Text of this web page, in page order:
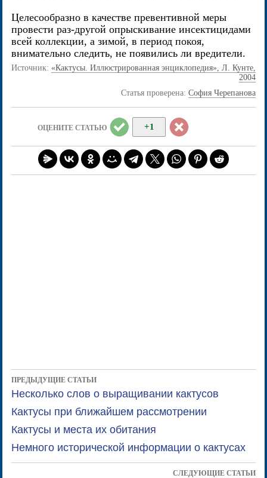
Целесообразно в качестве превентивной меры
провести раз-другой опрыскивание инсектицидами
всей коллекции, а зимой, в период покоя,
внимательно следить, не появились ли вредители.
Источник: «Кактусы. Иллюстрированная энциклопедия», Л. Кунте,
2004
Статья проверена: София Черепанова
ОЦЕНИТЕ СТАТЬЮ +1
ПРЕДЫДУЩИЕ СТАТЬИ
Несколько слов о выращивании кактусов
Кактусы при ближайшем рассмотрении
Кактусы и места их обитания
Немного исторической информации о кактусах
СЛЕДУЮЩИЕ СТАТЬИ